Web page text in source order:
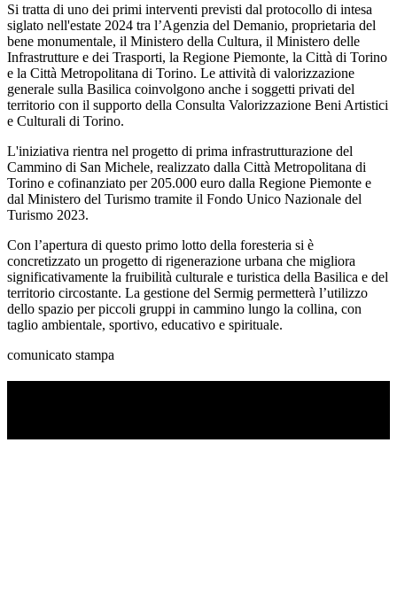
Si tratta di uno dei primi interventi previsti dal protocollo di intesa
siglato nell'estate 2024 tra l’Agenzia del Demanio, proprietaria del
bene monumentale, il Ministero della Cultura, il Ministero delle
Infrastrutture e dei Trasporti, la Regione Piemonte, la Città di Torino
e la Città Metropolitana di Torino. Le attività di valorizzazione
generale sulla Basilica coinvolgono anche i soggetti privati del
territorio con il supporto della Consulta Valorizzazione Beni Artistici
e Culturali di Torino.
L'iniziativa rientra nel progetto di prima infrastrutturazione del
Cammino di San Michele, realizzato dalla Città Metropolitana di
Torino e cofinanziato per 205.000 euro dalla Regione Piemonte e
dal Ministero del Turismo tramite il Fondo Unico Nazionale del
Turismo 2023.
Con l’apertura di questo primo lotto della foresteria si è
concretizzato un progetto di rigenerazione urbana che migliora
significativamente la fruibilità culturale e turistica della Basilica e del
territorio circostante. La gestione del Sermig permetterà l’utilizzo
dello spazio per piccoli gruppi in cammino lungo la collina, con
taglio ambientale, sportivo, educativo e spirituale.
comunicato stampa